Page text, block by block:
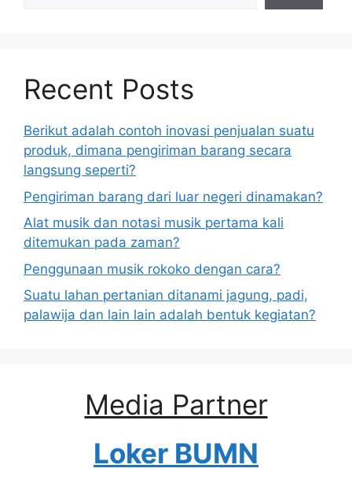
Recent Posts
Berikut adalah contoh inovasi penjualan suatu
produk, dimana pengiriman barang secara
langsung seperti?
Pengiriman barang dari luar negeri dinamakan?
Alat musik dan notasi musik pertama kali
ditemukan pada zaman?
Penggunaan musik rokoko dengan cara?
Suatu lahan pertanian ditanami jagung, padi,
palawija dan lain lain adalah bentuk kegiatan?
Media Partner
Loker BUMN